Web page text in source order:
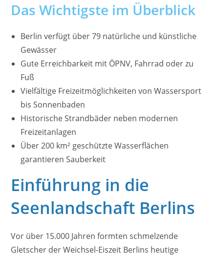
Das Wichtigste im Überblick
Berlin verfügt über 79 natürliche und künstliche
Gewässer
Gute Erreichbarkeit mit ÖPNV, Fahrrad oder zu
Fuß
Vielfältige Freizeitmöglichkeiten von Wassersport
bis Sonnenbaden
Historische Strandbäder neben modernen
Freizeitanlagen
Über 200 km² geschützte Wasserflächen
garantieren Sauberkeit
Einführung in die
Seenlandschaft Berlins
Vor über 15.000 Jahren formten schmelzende
Gletscher der Weichsel-Eiszeit Berlins heutige